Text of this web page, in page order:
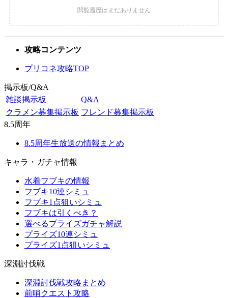
攻略コンテンツ
プリコネ攻略TOP
掲示板/Q&A
雑談掲示板
Q&A
クラメン募集掲示板 フレンド募集掲示板
8.5周年
8.5周年生放送の情報まとめ
キャラ・ガチャ情報
水着フブキの情報
フブキ10連シミュ
フブキ1点狙いシミュ
フブキは引くべき？
選べるプライズガチャ解説
プライズ10連シミュ
プライズ1点狙いシミュ
深淵討伐戦
深淵討伐戦攻略まとめ
前哨クエスト攻略